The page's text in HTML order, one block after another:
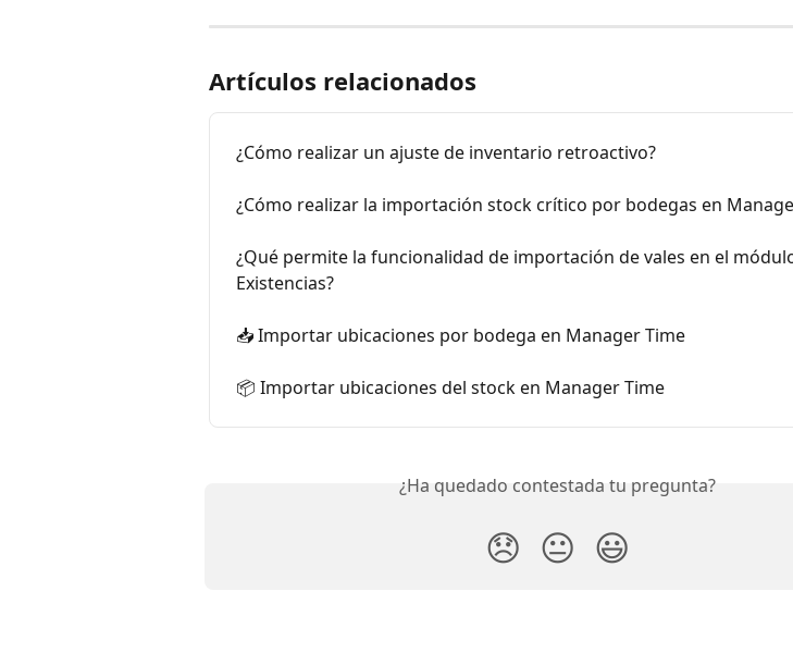
Artículos relacionados
¿Cómo realizar un ajuste de inventario retroactivo?
¿Cómo realizar la importación stock crítico por bodegas en
¿Qué permite la funcionalidad de importación de vales en el
Existencias?
📥 Importar ubicaciones por bodega en Manager Time
📦 Importar ubicaciones del stock en Manager Time
¿Ha quedado contestada tu pregunta?
😞 😐 😃